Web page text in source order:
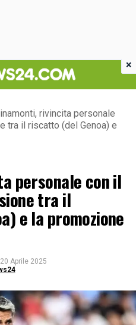
rivincita personale
tra il riscatto (del Genoa) e
personale con il
tra il
e la promozione
20 Aprile 2025
×